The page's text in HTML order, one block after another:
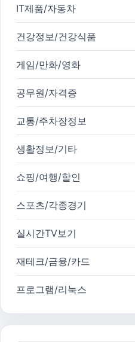
IT제품/자동차
건강정보/건강식품
게임/만화/영화
공무원/자격증
교통/주차장정보
생활정보/기타
쇼핑/여행/할인
스포츠/각종경기
실시간TV보기
재테크/금융/카드
프로그램/리눅스